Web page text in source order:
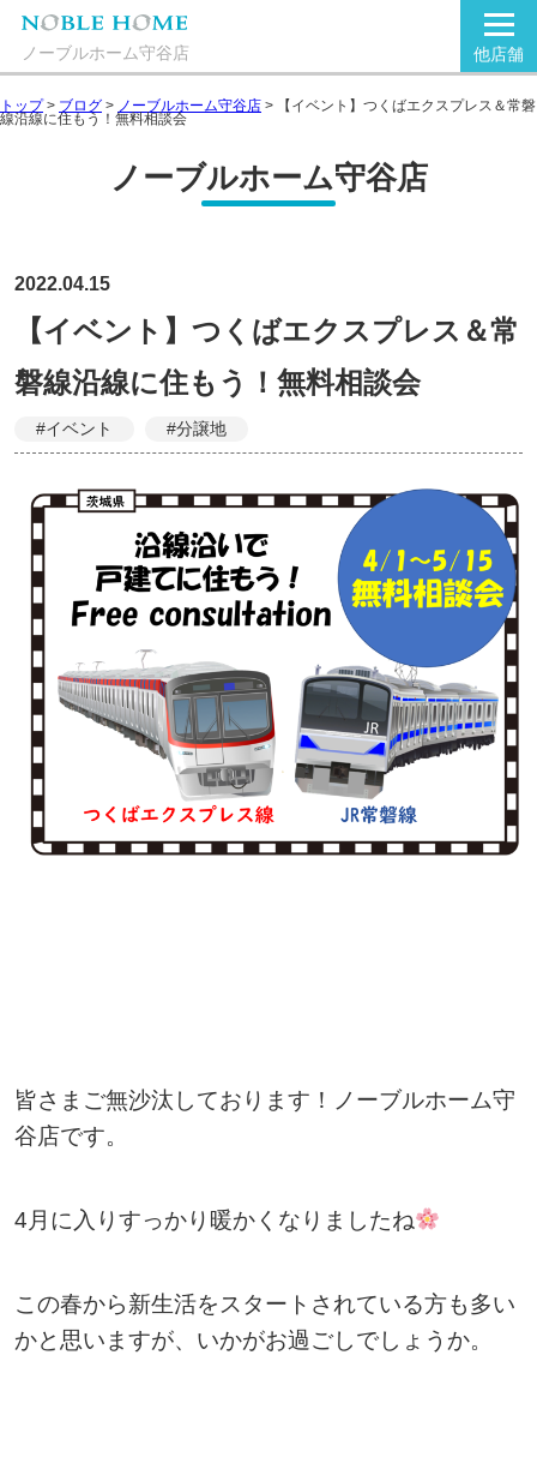
ノーブルホーム守谷店 他店舗
トップ> ブログ > ノーブルホーム守谷店 > 【イベント】つくばエクスプレス＆常磐
線沿線に住もう！無料相談会
ノーブルホーム守谷店
2022.04.15
【イベント】つくばエクスプレス＆常
磐線沿線に住もう！無料相談会
#イベント #分譲地
皆さまご無沙汰しております！ノーブルホーム守
谷店です。
4月に入りすっかり暖かくなりましたね
この春から新生活をスタートされている方も多い
かと思いますが、いかがお過ごしでしょうか。